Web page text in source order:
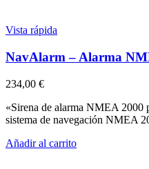
Vista rápida
NavAlarm – Alarma
234,00 €
«Sirena de alarma NMEA 2000
sistema de navegación NMEA
Añadir al carrito